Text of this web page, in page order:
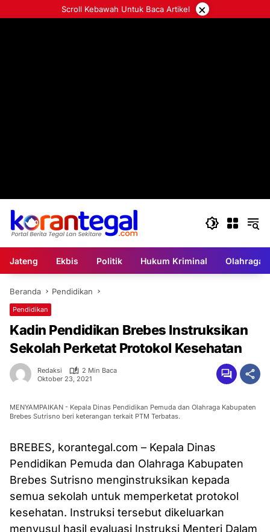
ke
Scroll Kebawah Untuk Baca Artikel ×
Jateng Ekbis Politik Hukum Kriminal Olahraga
Beranda Pendidikan
Pendidikan
Kadin Pendidikan Brebes Instruksikan
Sekolah Perketat Protokol Kesehatan
Redaksi
2 Min Baca
Oktober 23, 2021
MENYAMPAIKAN - Kepala Dinas Pendidikan Pemuda dan Olahraga Kabupaten
Brebes Sutrisno beri keterangan terkait PTM Terbatas.
BREBES, korantegal.com – Kepala Dinas
Pendidikan Pemuda dan Olahraga Kabupaten
Brebes Sutrisno menginstruksikan kepada
semua sekolah untuk memperketat protokol
kesehatan. Instruksi tersebut dikeluarkan
menyusul hasil evaluasi Instruksi Menteri Dalam